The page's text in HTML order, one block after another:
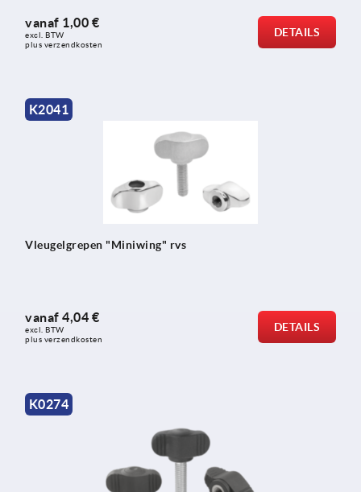
vanaf 1,00 €
excl. BTW
plus verzendkosten
DETAILS
K2041
Vleugelgrepen "Miniwing" rvs
vanaf 4,04 €
excl. BTW
plus verzendkosten
DETAILS
K0274